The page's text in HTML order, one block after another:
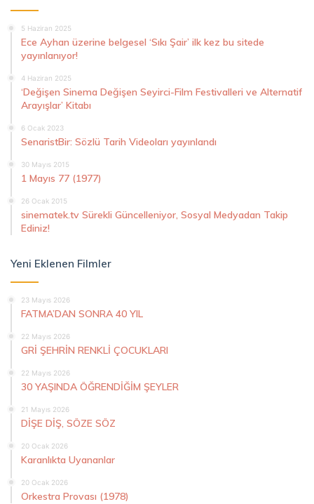
5 Haziran 2025
Ece Ayhan üzerine belgesel ‘Sıkı Şair’ ilk kez bu sitede
yayınlanıyor!
4 Haziran 2025
‘Değişen Sinema Değişen Seyirci-Film Festivalleri ve Alternatif
Arayışlar’ Kitabı
6 Ocak 2023
SenaristBir: Sözlü Tarih Videoları yayınlandı
30 Mayıs 2015
1 Mayıs 77 (1977)
26 Ocak 2015
sinematek.tv Sürekli Güncelleniyor, Sosyal Medyadan Takip
Ediniz!
Yeni Eklenen Filmler
23 Mayıs 2026
FATMA’DAN SONRA 40 YIL
22 Mayıs 2026
GRİ ŞEHRİN RENKLİ ÇOCUKLARI
22 Mayıs 2026
30 YAŞINDA ÖĞRENDİĞİM ŞEYLER
21 Mayıs 2026
DİŞE DİŞ, SÖZE SÖZ
20 Ocak 2026
Karanlıkta Uyananlar
20 Ocak 2026
Orkestra Provası (1978)